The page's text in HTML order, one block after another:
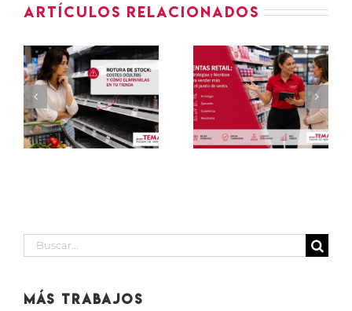
Artículos relacionados
Ventas
retail:
estrategias
y técnicas
para
vender
más en el
KPIs de
fuerza de
ventas
externa:
qué medir
para saber
si tu
Buscar:
Más Trabajos